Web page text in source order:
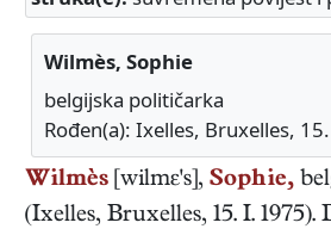
Wilmès, Sophie
belgijska političarka
Rođen(a): Ixelles, Bruxelles,
Wilmès [wilmɛ's], Sophie,
(Ixelles, Bruxelles, 15. I. 1975).